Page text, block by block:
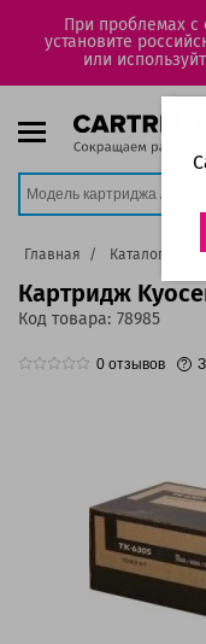
При проблемах с
установите
или
Главная Каталог
Картридж
Код товара: 78985
0 отзывов